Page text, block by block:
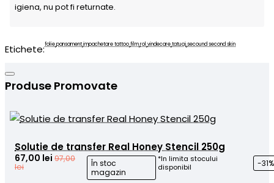
igiena, nu pot fi returnate.
Etichete:folie,pansament,impachetare tattoo,film,rol,vindecare,tatuaj,secound second skin
Produse Promovate
Solutie de transfer Real Honey Stencil 250g
În stoc
magazin
*In limita stocului
disponibil
-31%
67,00 lei 97,00
lei